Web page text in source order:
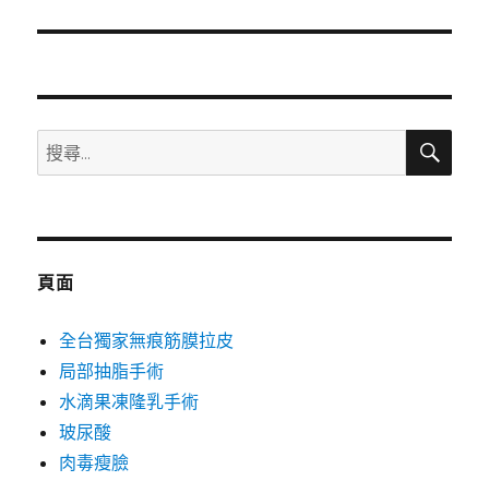
文
搜
尋
鍵
搜
頁面
全台獨家無痕筋膜拉皮
局部抽脂手術
水滴果凍隆乳手術
玻尿酸
肉毒瘦臉